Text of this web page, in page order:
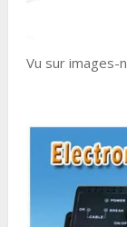
Vu sur images-